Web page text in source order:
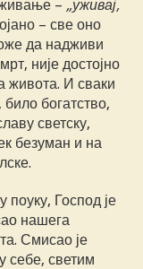
– „уживај,
– све оно
да надживи
није достојно
живота. И сваки
богатство,
светску,
безуман и на
поуку, Господ је
нашега
Смисао је
себе, светим